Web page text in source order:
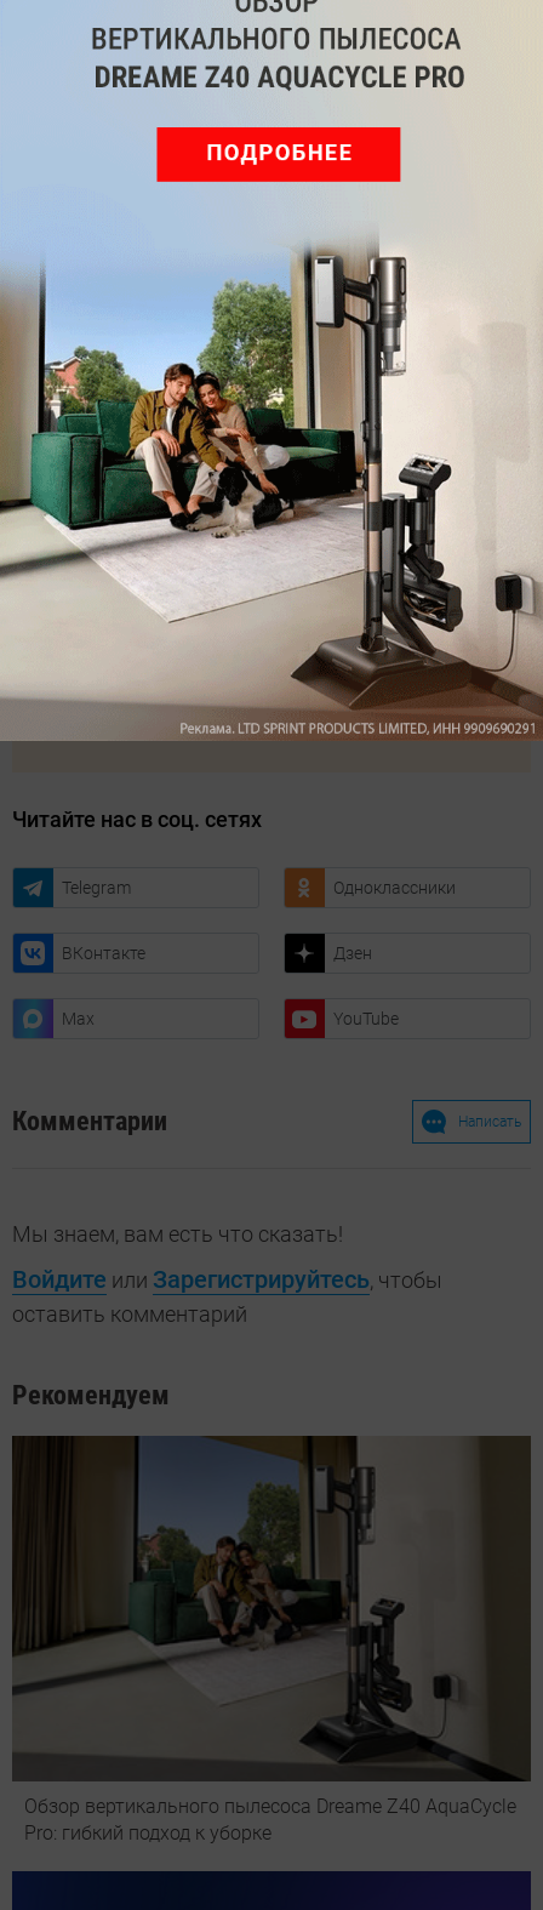
5 крутых возможностей вакуумного
упаковщика
Редактор направлений «Мобильные
устройства» и «Техника для дома»
Была ли статья интересна?
Поделиться
Подпишитесь на рассылку
с самыми популярными статьями
Подписаться
Нажимая кнопку подписаться, вы соглашаетесь
Политикой конфиденциальности
Читайте нас в соц. сетях
Telegram Одноклассники
ВКонтакте Дзен
Max YouTube
Комментарии Написать
Мы знаем, вам есть что сказать!
Войдите или Зарегистрируйтесь, чтобы
оставить комментарий
Рекомендуем
Обзор вертикального пылесоса Dreame Z40 AquaCycle
Pro: гибкий подход к уборке